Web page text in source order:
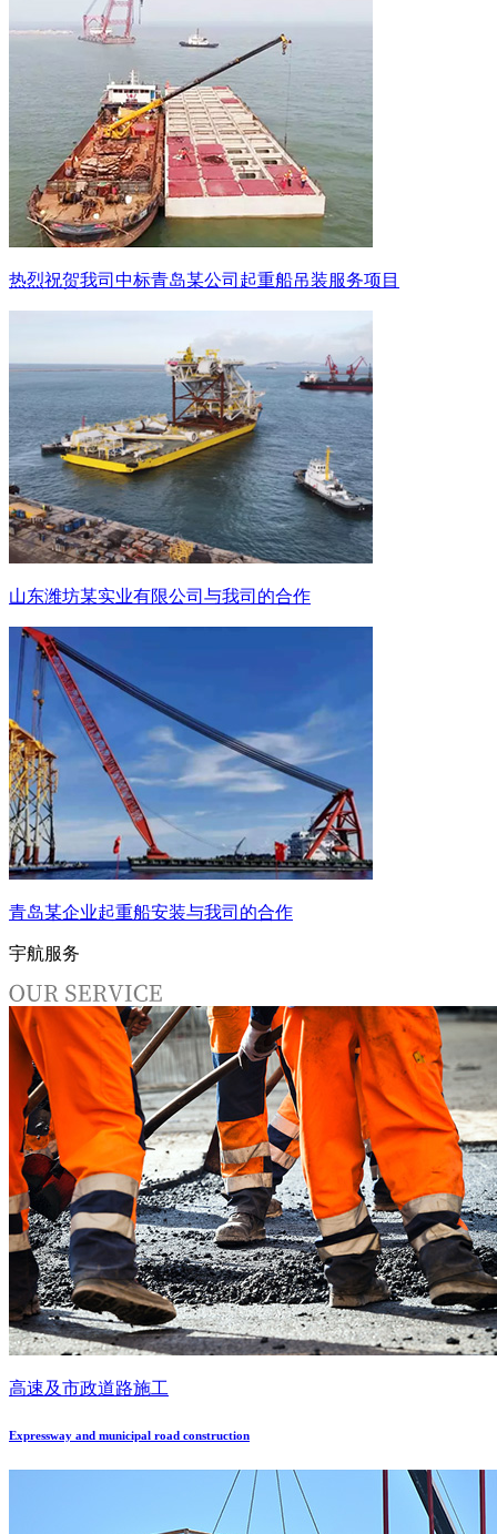
热烈祝贺我司中标青岛某公司起重船吊装服务项目
山东潍坊某实业有限公司与我司的合作
青岛某企业起重船安装与我司的合作
宇航服务
高速及市政道路施工
Expressway and municipal road construction